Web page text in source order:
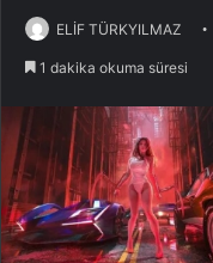
ELİF TÜRKYILMAZ
1 dakika okuma süresi